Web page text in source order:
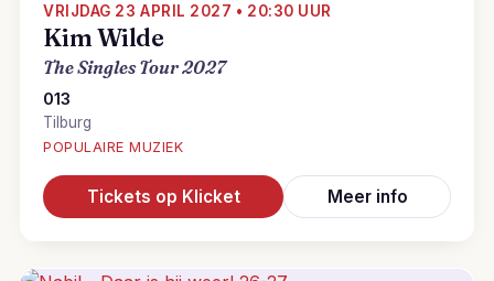
VRIJDAG 23 APRIL 2027 • 20:30 UUR
Kim Wilde
The Singles Tour 2027
013
Tilburg
POPULAIRE MUZIEK
Tickets op Klicket Meer info